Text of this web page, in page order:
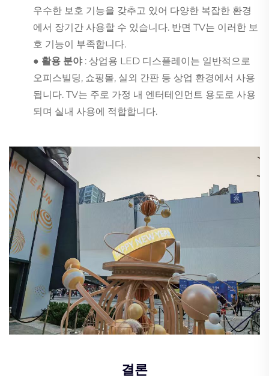
우수한 보호 기능을 갖추고 있어 다양한 복잡한 환경
에서 장기간 사용할 수 있습니다. 반면 TV는 이러한 보
호 기능이 부족합니다.
● 활용 분야 : 상업용 LED 디스플레이는 일반적으로
오피스빌딩, 쇼핑몰, 실외 간판 등 상업 환경에서 사용
됩니다. TV는 주로 가정 내 엔터테인먼트 용도로 사용
되며 실내 사용에 적합합니다.
결론